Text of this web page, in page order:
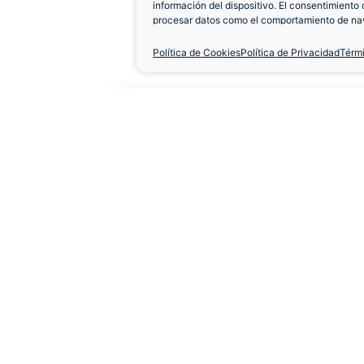
información del dispositivo. El consentimiento
procesar datos como el comportamiento de
negativamente a ciertas características y
Política de CookiesPolítica de Privacidad